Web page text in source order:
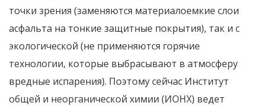
точки зрения (заменяются материалоемкие слои
асфальта на тонкие защитные покрытия), так и с
экологической (не применяются горячие
технологии, которые выбрасывают в атмосферу
вредные испарения). Поэтому сейчас Институт
общей и неорганической химии (ИОНХ) ведет